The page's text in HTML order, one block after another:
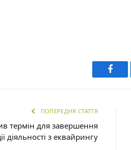
ПОПЕРЕДНЯ СТАТТЯ
термін для завершення
діяльності з еквайрингу